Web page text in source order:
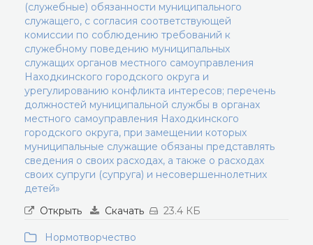
(служебные) обязанности муниципального
служащего, с согласия соответствующей
комиссии по соблюдению требований к
служебному поведению муниципальных
служащих органов местного самоуправления
Находкинского городского округа и
урегулированию конфликта интересов; перечень
должностей муниципальной службы в органах
местного самоуправления Находкинского
городского округа, при замещении которых
муниципальные служащие обязаны представлять
сведения о своих расходах, а также о расходах
своих супруги (супруга) и несовершеннолетних
детей»
Открыть
Скачать 23.4 КБ
Нормотворчество